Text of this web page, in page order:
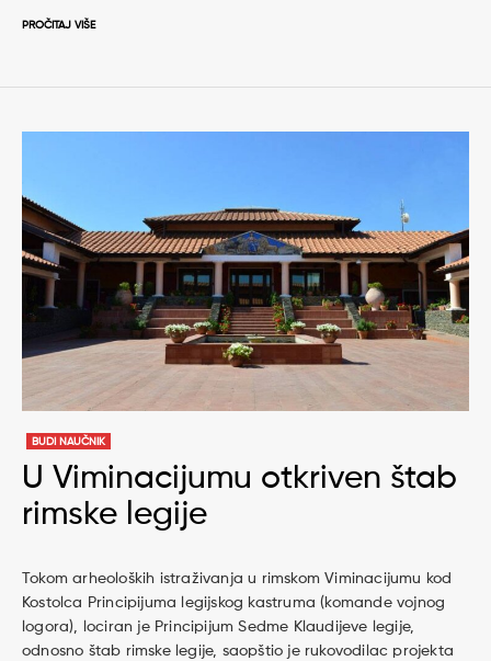
PROČITAJ VIŠE
BUDI NAUČNIK
U Viminacijumu otkriven štab
rimske legije
Tokom arheoloških istraživanja u rimskom Viminacijumu kod
Kostolca Principijuma legijskog kastruma (komande vojnog
logora), lociran je Principijum Sedme Klaudijeve legije,
odnosno štab rimske legije, saopštio je rukovodilac projekta